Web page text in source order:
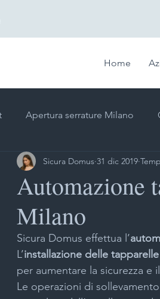
Home
Apertura serrature Milano
chiavi a Milano
videosorveglianza per asil
allarme Milano Grate di
Automazione
Milano
Sicura Domus 31 dic 2019
Sicura Domus effettua l’
L’installazione delle
per aumentare la sicurezza
Le operazioni di